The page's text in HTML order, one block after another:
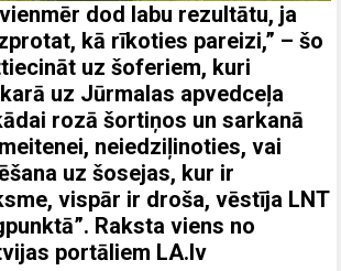
dod labu rezultātu, ja
kā rīkoties pareizi,” – šo
uz šoferiem, kuri
uz Jūrmalas apvedceļa
rozā šortiņos un sarkanā
neiedziļinoties, vai
uz šosejas, kur ir
vispār ir droša, vēstīja LNT
Raksta viens no
portāliem LA.lv